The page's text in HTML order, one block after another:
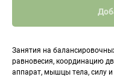
Занятия на
равновесия, координацию
аппарат, мышцы тела, силу